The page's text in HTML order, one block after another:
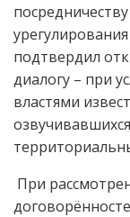
подтвердил
диалогу – при
властями
При